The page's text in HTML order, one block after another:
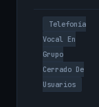
Telefonía
Vocal En
Grupo
Cerrado De
Usuarios